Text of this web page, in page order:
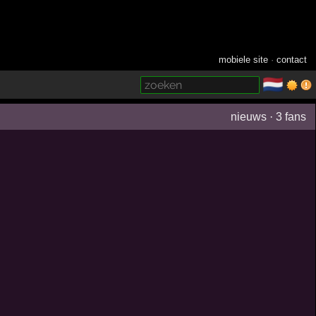
mobiele site ·contact
🇳🇱
nieuws ·3 fans